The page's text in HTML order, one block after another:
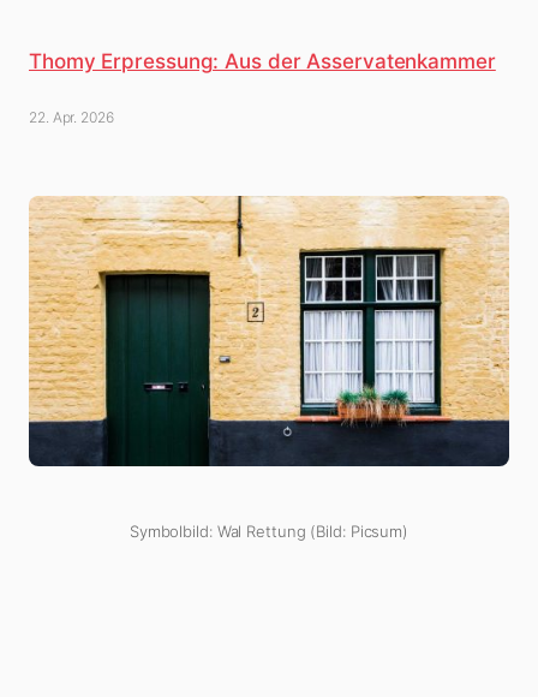
Thomy Erpressung: Aus der Asservatenkammer
22. Apr. 2026
Symbolbild: Wal Rettung (Bild: Picsum)